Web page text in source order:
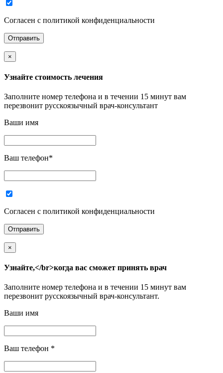
Согласен с политикой конфиденциальности
×
Узнайте стоимость лечения
Заполните номер телефона и в течении 15 минут вам
перезвонит русскоязычный врач-консультант
Ваши имя
Ваш телефон*
Согласен с политикой конфиденциальности
×
Узнайте,</br>когда вас сможет принять врач
Заполните номер телефона и в течении 15 минут вам
перезвонит русскоязычный врач-консультант.
Ваши имя
Ваш телефон *